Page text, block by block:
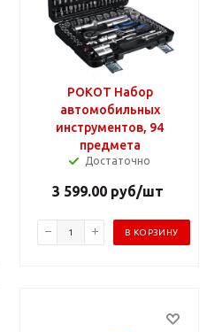
РОКОТ Набор
автомобильных
инструментов, 94
предмета
Достаточно
3 599.00 руб/шт
В КОРЗИНУ